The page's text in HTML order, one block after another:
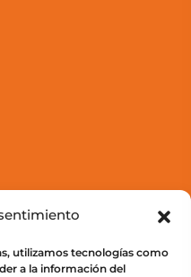
utilizamos tecnologías como
a la información del